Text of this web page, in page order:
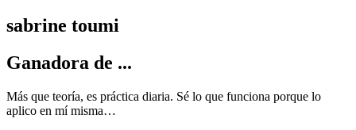
sabrine toumi
Ganadora de ...
Más que teoría, es práctica diaria. Sé lo que funciona porque lo
aplico en mí misma…